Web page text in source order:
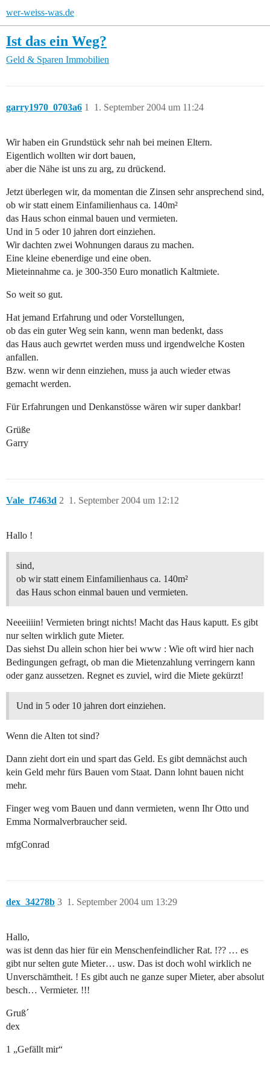
wer-weiss-was.de
Ist das ein Weg?
Geld & Sparen Immobilien
garry1970_0703a6 1. September 2004 um 11:24
1
Wir haben ein Grundstück sehr nah bei meinen Eltern.
Eigentlich wollten wir dort bauen,
aber die Nähe ist uns zu arg, zu drückend.
Jetzt überlegen wir, da momentan die Zinsen sehr ansprechend sind,
ob wir statt einem Einfamilienhaus ca. 140m²
das Haus schon einmal bauen und vermieten.
Und in 5 oder 10 jahren dort einziehen.
Wir dachten zwei Wohnungen daraus zu machen.
Eine kleine ebenerdige und eine oben.
Mieteinnahme ca. je 300-350 Euro monatlich Kaltmiete.
So weit so gut.
Hat jemand Erfahrung und oder Vorstellungen,
ob das ein guter Weg sein kann, wenn man bedenkt, dass
das Haus auch gewrtet werden muss und irgendwelche Kosten
anfallen.
Bzw. wenn wir denn einziehen, muss ja auch wieder etwas
gemacht werden.
Für Erfahrungen und Denkanstösse wären wir super dankbar!
Grüße
Garry
Vale_f7463d 1. September 2004 um 12:12
2
Hallo !
sind,
ob wir statt einem Einfamilienhaus ca. 140m²
das Haus schon einmal bauen und vermieten.
Neeeiiiin! Vermieten bringt nichts! Macht das Haus kaputt. Es gibt
nur selten wirklich gute Mieter.
Das siehst Du allein schon hier bei www : Wie oft wird hier nach
Bedingungen gefragt, ob man die Mietenzahlung verringern kann
oder ganz aussetzen. Regnet es zuviel, wird die Miete gekürzt!
Und in 5 oder 10 jahren dort einziehen.
Wenn die Alten tot sind?
Dann zieht dort ein und spart das Geld. Es gibt demnächst auch
kein Geld mehr fürs Bauen vom Staat. Dann lohnt bauen nicht
mehr.
Finger weg vom Bauen und dann vermieten, wenn Ihr Otto und
Emma Normalverbraucher seid.
mfgConrad
dex_34278b 1. September 2004 um 13:29
3
Hallo,
was ist denn das hier für ein Menschenfeindlicher Rat. !?? … es
gibt nur selten gute Mieter… usw. Das ist doch wohl wirklich ne
Unverschämtheit. ! Es gibt auch ne ganze super Mieter, aber absolut
besch… Vermieter. !!!
Gruß´
dex
1 „Gefällt mir“